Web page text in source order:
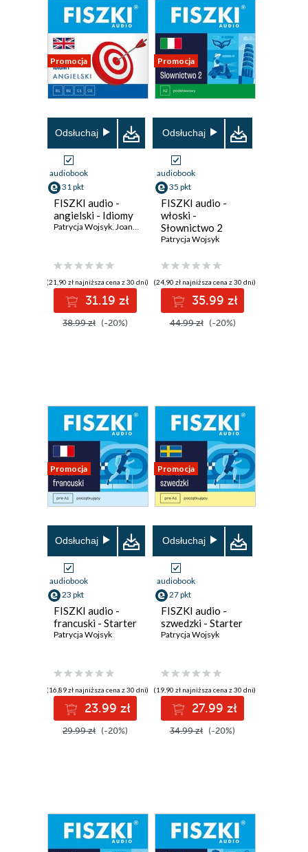
Promocja
Odsłuchaj
audiobook
31 pkt
FISZKI audio -
angielski - Idiomy
Patrycja Wojsyk, Joanna Leman
(21,90 zł najniższa cena z 30 dni)
31.19 zł
38.99 zł (-20%)
Promocja
Odsłuchaj
audiobook
35 pkt
FISZKI audio -
włoski -
Słownictwo 2
Patrycja Wojsyk
(24,90 zł najniższa cena z 30 dni)
35.99 zł
44.99 zł (-20%)
Promocja
Odsłuchaj
audiobook
23 pkt
FISZKI audio -
francuski - Starter
Patrycja Wojsyk
(16,89 zł najniższa cena z 30 dni)
23.99 zł
29.99 zł (-20%)
Promocja
Odsłuchaj
audiobook
27 pkt
FISZKI audio -
szwedzki - Starter
Patrycja Wojsyk
(19,90 zł najniższa cena z 30 dni)
27.99 zł
34.99 zł (-20%)